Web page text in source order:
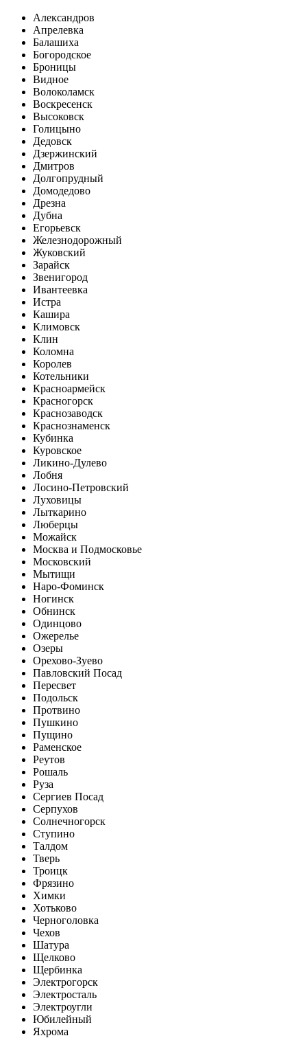
Александров
Апрелевка
Балашиха
Богородское
Броницы
Видное
Волоколамск
Воскресенск
Высоковск
Голицыно
Дедовск
Дзержинский
Дмитров
Долгопрудный
Домодедово
Дрезна
Дубна
Егорьевск
Железнодорожный
Жуковский
Зарайск
Звенигород
Ивантеевка
Истра
Кашира
Климовск
Клин
Коломна
Королев
Котельники
Красноармейск
Красногорск
Краснозаводск
Краснознаменск
Кубинка
Куровское
Ликино-Дулево
Лобня
Лосино-Петровский
Луховицы
Лыткарино
Люберцы
Можайск
Москва и Подмосковье
Московский
Мытищи
Наро-Фоминск
Ногинск
Обнинск
Одинцово
Ожерелье
Озеры
Орехово-Зуево
Павловский Посад
Пересвет
Подольск
Протвино
Пушкино
Пущино
Раменское
Реутов
Рошаль
Руза
Сергиев Посад
Серпухов
Солнечногорск
Ступино
Талдом
Тверь
Троицк
Фрязино
Химки
Хотьково
Черноголовка
Чехов
Шатура
Щелково
Щербинка
Электрогорск
Электросталь
Электроугли
Юбилейный
Яхрома